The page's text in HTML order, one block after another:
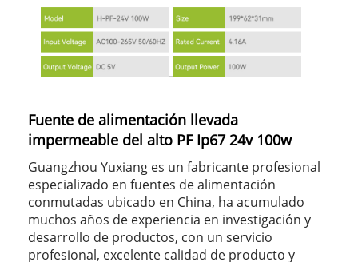
Fuente de alimentación llevada
impermeable del alto PF Ip67 24v 100w
Guangzhou Yuxiang es un fabricante profesional
especializado en fuentes de alimentación
conmutadas ubicado en China, ha acumulado
muchos años de experiencia en investigación y
desarrollo de productos, con un servicio
profesional, excelente calidad de producto y